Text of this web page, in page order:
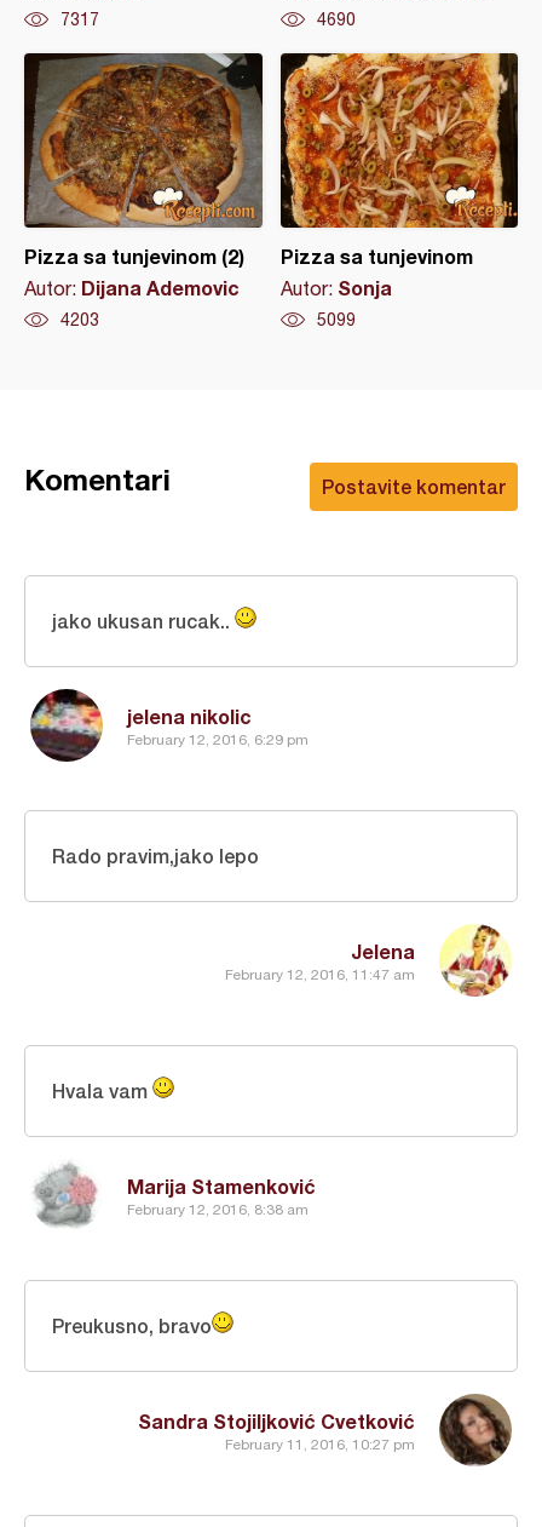
7317 4690
Pizza sa tunjevinom (2)
Autor: Dijana Ademovic
4203
Pizza sa tunjevinom
Autor: Sonja
5099
Postavite komentar
Komentari
jelena nikolic
February 12, 2016, 6:29 pm
jako ukusan rucak..
Jelena
February 12, 2016, 11:47 am
Rado pravim,jako lepo
Marija Stamenković
February 12, 2016, 8:38 am
Hvala vam
Sandra Stojiljković Cvetković
February 11, 2016, 10:27 pm
Preukusno, bravo